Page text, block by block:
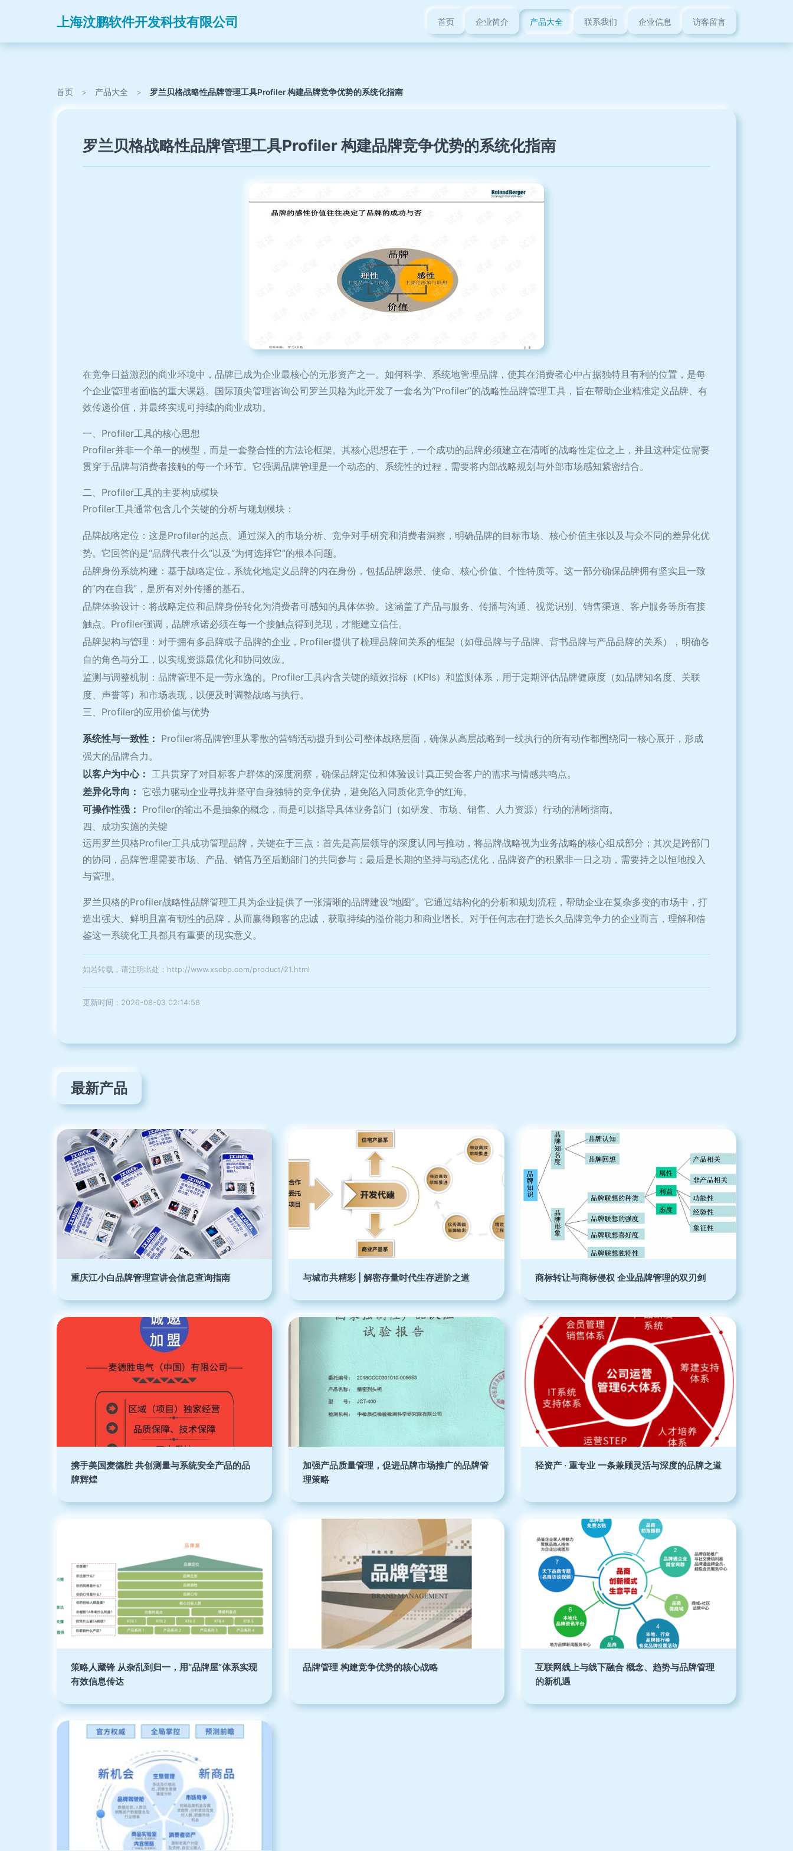
上海汶鹏软件开发科技有限公司 首页 企业简介 产品大全 联系我们 企业信息 访客留言
首页 > 产品大全 > 罗兰贝格战略性品牌管理工具Profiler 构建品牌竞争优势的系统化指南
罗兰贝格战略性品牌管理工具Profiler 构建品牌竞争优势的系统化指南
在竞争日益激烈的商业环境中，品牌已成为企业最核心的无形资产之一。如何科学、系统地管理品牌，使其在消费者心中占据独特且有利的位置，是每
个企业管理者面临的重大课题。国际顶尖管理咨询公司罗兰贝格为此开发了一套名为“Profiler”的战略性品牌管理工具，旨在帮助企业精准定义品牌、有
效传递价值，并最终实现可持续的商业成功。
一、Profiler工具的核心思想
Profiler并非一个单一的模型，而是一套整合性的方法论框架。其核心思想在于，一个成功的品牌必须建立在清晰的战略性定位之上，并且这种定位需要
贯穿于品牌与消费者接触的每一个环节。它强调品牌管理是一个动态的、系统性的过程，需要将内部战略规划与外部市场感知紧密结合。
二、Profiler工具的主要构成模块
Profiler工具通常包含几个关键的分析与规划模块：
品牌战略定位：这是Profiler的起点。通过深入的市场分析、竞争对手研究和消费者洞察，明确品牌的目标市场、核心价值主张以及与众不同的差异化优
势。它回答的是“品牌代表什么”以及“为何选择它”的根本问题。
品牌身份系统构建：基于战略定位，系统化地定义品牌的内在身份，包括品牌愿景、使命、核心价值、个性特质等。这一部分确保品牌拥有坚实且一致
的“内在自我”，是所有对外传播的基石。
品牌体验设计：将战略定位和品牌身份转化为消费者可感知的具体体验。这涵盖了产品与服务、传播与沟通、视觉识别、销售渠道、客户服务等所有接
触点。Profiler强调，品牌承诺必须在每一个接触点得到兑现，才能建立信任。
品牌架构与管理：对于拥有多品牌或子品牌的企业，Profiler提供了梳理品牌间关系的框架（如母品牌与子品牌、背书品牌与产品品牌的关系），明确各
自的角色与分工，以实现资源最优化和协同效应。
监测与调整机制：品牌管理不是一劳永逸的。Profiler工具内含关键的绩效指标（KPIs）和监测体系，用于定期评估品牌健康度（如品牌知名度、关联
度、声誉等）和市场表现，以便及时调整战略与执行。
三、Profiler的应用价值与优势
系统性与一致性： Profiler将品牌管理从零散的营销活动提升到公司整体战略层面，确保从高层战略到一线执行的所有动作都围绕同一核心展开，形成
强大的品牌合力。
以客户为中心： 工具贯穿了对目标客户群体的深度洞察，确保品牌定位和体验设计真正契合客户的需求与情感共鸣点。
差异化导向： 它强力驱动企业寻找并坚守自身独特的竞争优势，避免陷入同质化竞争的红海。
可操作性强： Profiler的输出不是抽象的概念，而是可以指导具体业务部门（如研发、市场、销售、人力资源）行动的清晰指南。
四、成功实施的关键
运用罗兰贝格Profiler工具成功管理品牌，关键在于三点：首先是高层领导的深度认同与推动，将品牌战略视为业务战略的核心组成部分；其次是跨部门
的协同，品牌管理需要市场、产品、销售乃至后勤部门的共同参与；最后是长期的坚持与动态优化，品牌资产的积累非一日之功，需要持之以恒地投入
与管理。
罗兰贝格的Profiler战略性品牌管理工具为企业提供了一张清晰的品牌建设“地图”。它通过结构化的分析和规划流程，帮助企业在复杂多变的市场中，打
造出强大、鲜明且富有韧性的品牌，从而赢得顾客的忠诚，获取持续的溢价能力和商业增长。对于任何志在打造长久品牌竞争力的企业而言，理解和借
鉴这一系统化工具都具有重要的现实意义。
如若转载，请注明出处：http://www.xsebp.com/product/21.html
更新时间：2026-08-03 02:14:58
最新产品
重庆江小白品牌管理宣讲会信息查询指南 与城市共精彩 | 解密存量时代生存进阶之道 商标转让与商标侵权 企业品牌管理的双刃剑
携手美国麦德胜 共创测量与系统安全产品的品
牌辉煌
加强产品质量管理，促进品牌市场推广的品牌管
理策略
轻资产 · 重专业 一条兼顾灵活与深度的品牌之道
策略人藏锋 从杂乱到归一，用“品牌屋”体系实现
有效信息传达
品牌管理 构建竞争优势的核心战略
互联网线上与线下融合 概念、趋势与品牌管理
的新机遇